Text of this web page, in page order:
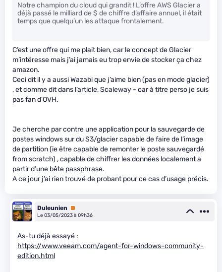
Notre champion du cloud qui grandit ! L’offre AWS Glacier a
déjà passé le milliard de $ de chiffre d’affaire annuel, il était
temps que quelqu’un les attaque frontalement.
C’est une offre qui me plait bien, car le concept de Glacier
m’intéresse mais j’ai jamais eu trop envie de stocker ça chez
amazon.
Ceci dit il y a aussi Wazabi que j’aime bien (pas en mode glacier)
, et comme dit dans l’article, Scaleway - car à titre perso je suis
pas fan d’OVH.
Je cherche par contre une application pour la sauvegarde de
postes windows sur du S3/glacier capable de faire de l’image
de partition (ie être capable de remonter le poste sauvegardé
from scratch) , capable de chiffrer les données localement a
partir d’une bête passphrase.
A ce jour j’ai rien trouvé de probant pour ce cas d’usage précis.
Duleunien
Premium
Le 03/05/2023 à 09h36
As-tu déjà essayé :
https://www.veeam.com/agent-for-windows-community-
edition.html